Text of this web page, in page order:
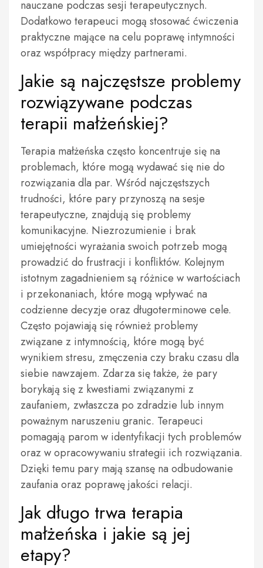
nauczane podczas sesji terapeutycznych.
Dodatkowo terapeuci mogą stosować ćwiczenia
praktyczne mające na celu poprawę intymności
oraz współpracy między partnerami.
Jakie są najczęstsze problemy
rozwiązywane podczas
terapii małżeńskiej?
Terapia małżeńska często koncentruje się na
problemach, które mogą wydawać się nie do
rozwiązania dla par. Wśród najczęstszych
trudności, które pary przynoszą na sesje
terapeutyczne, znajdują się problemy
komunikacyjne. Niezrozumienie i brak
umiejętności wyrażania swoich potrzeb mogą
prowadzić do frustracji i konfliktów. Kolejnym
istotnym zagadnieniem są różnice w wartościach
i przekonaniach, które mogą wpływać na
codzienne decyzje oraz długoterminowe cele.
Często pojawiają się również problemy
związane z intymnością, które mogą być
wynikiem stresu, zmęczenia czy braku czasu dla
siebie nawzajem. Zdarza się także, że pary
borykają się z kwestiami związanymi z
zaufaniem, zwłaszcza po zdradzie lub innym
poważnym naruszeniu granic. Terapeuci
pomagają parom w identyfikacji tych problemów
oraz w opracowywaniu strategii ich rozwiązania.
Dzięki temu pary mają szansę na odbudowanie
zaufania oraz poprawę jakości relacji.
Jak długo trwa terapia
małżeńska i jakie są jej
etapy?